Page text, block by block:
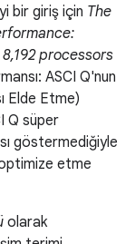
bir giriş için The
processors
ASCI Q'nun
Elde Etme)
Q süper
göstermediğiyle
etme
olarak